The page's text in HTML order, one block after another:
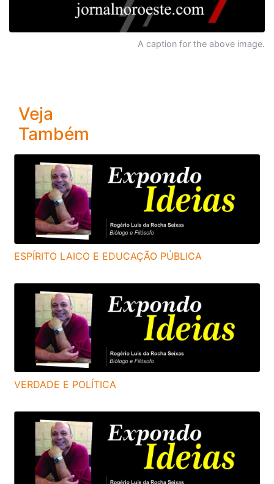
A caption for the above image.
Veja
Também
ESPÍRITO LAICO E EDUCAÇÃO PÚBLICA
VERDADE E POLÍTICA